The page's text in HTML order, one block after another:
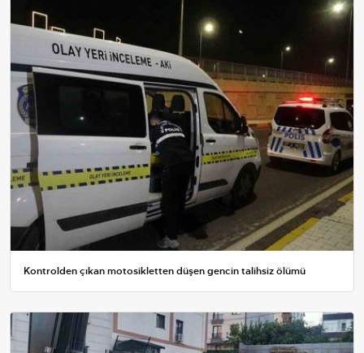
Kontrolden çıkan motosikletten düşen gencin talihsiz ölümü